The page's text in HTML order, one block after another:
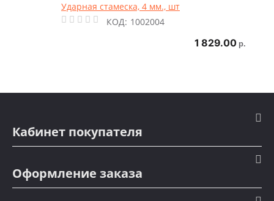
Ударная стамеска, 4 мм., шт
КОД: 1002004
1 829.00 р.
Кабинет покупателя
Оформление заказа